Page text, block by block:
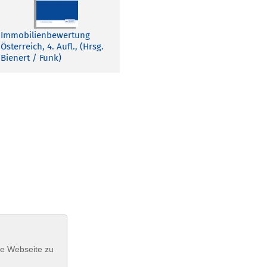
Immobilienbewertung
Österreich, 4. Aufl., (Hrsg.
Bienert / Funk)
Webseite zu